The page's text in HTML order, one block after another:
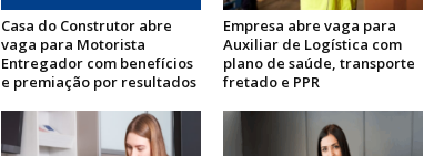
Casa do Construtor abre
vaga para Motorista
Entregador com benefícios
e premiação por resultados
Empresa abre vaga para
Auxiliar de Logística com
plano de saúde, transporte
fretado e PPR